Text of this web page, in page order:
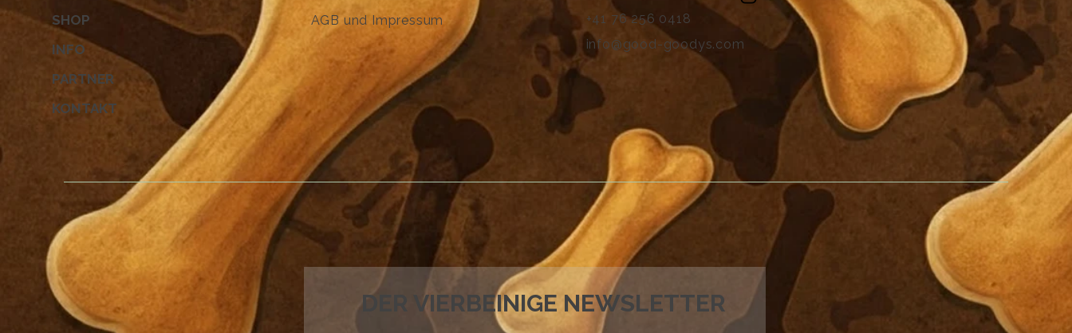
SHOP
INFO
PARTNER
KONTAKT
AGB und Impressum
+41 76 256 0418
info@good-goodys.com
DER VIERBEINIGE NEWSLETTER